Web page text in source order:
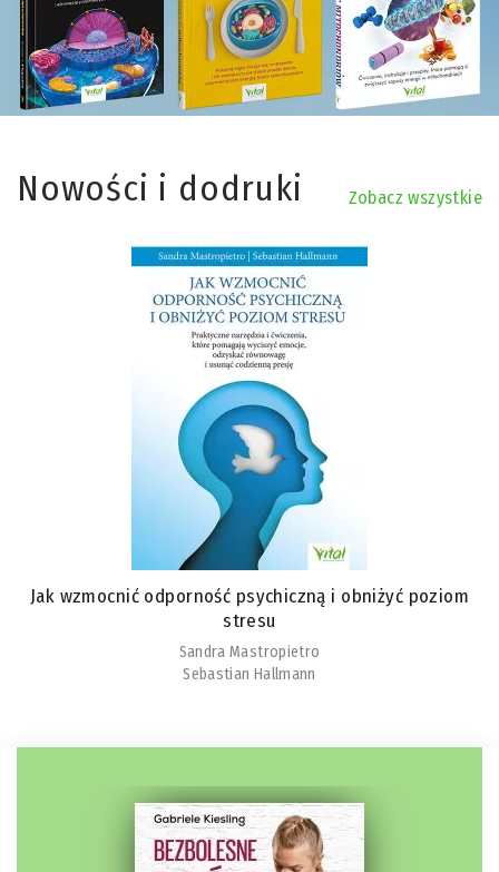
Nowości i dodruki Zobacz wszystkie
Jak wzmocnić odporność psychiczną i obniżyć poziom
stresu
Sandra Mastropietro
Sebastian Hallmann